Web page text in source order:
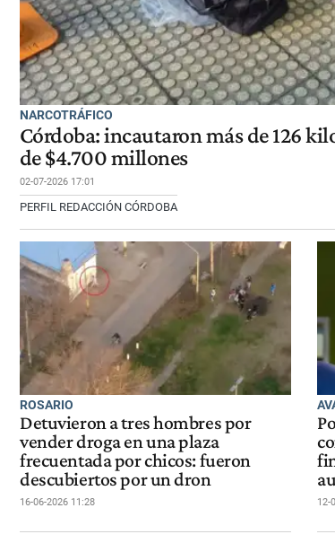
NARCOTRÁFICO
Córdoba: incautaron más de 126
de $4.700 millones
02-07-2026 17:01
PERFIL REDACCIÓN CÓRDOBA
ROSARIO
Detuvieron a tres hombres por
vender droga en una plaza
frecuentada por chicos: fueron
descubiertos por un dron
16-06-2026 11:28 12-